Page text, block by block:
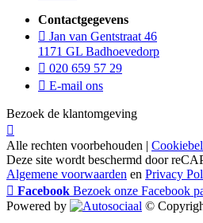
Contactgegevens
Jan van Gentstraat 46
1171 GL Badhoevedorp
020 659 57 29
E-mail ons
Bezoek de klantomgeving
Alle rechten voorbehouden |
Deze site wordt beschermd door
Algemene voorwaarden en Privacy
Facebook Bezoek onze Facebook
Powered by
©